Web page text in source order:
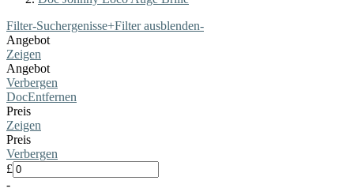
Filter-Suchergenisse+Filter ausblenden-
Angebot
Zeigen
Angebot
Verbergen
DocEntfernen
Preis
Zeigen
Preis
Verbergen
£
-